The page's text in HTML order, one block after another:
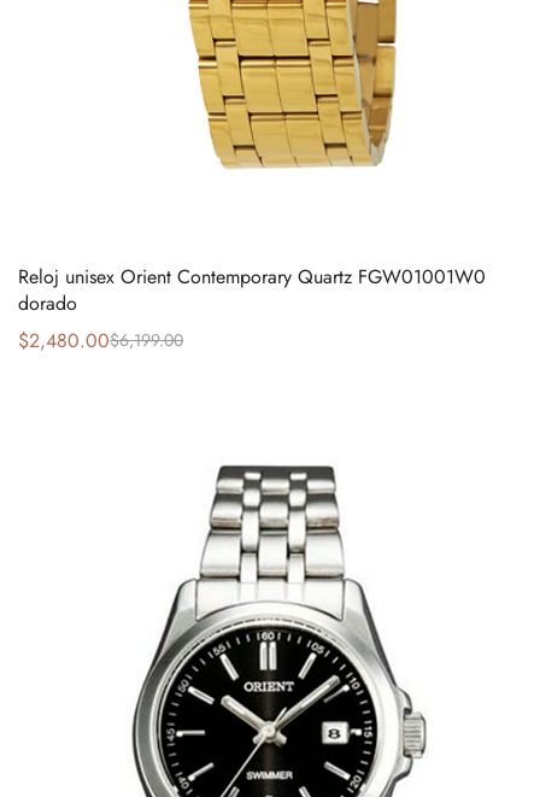
Reloj unisex Orient Contemporary Quartz FGW01001W0
dorado
$6,199.00
$2,480.00